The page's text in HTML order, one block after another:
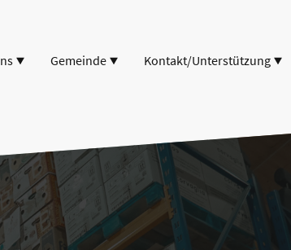
Gemeinde Kontakt/Unterstützung